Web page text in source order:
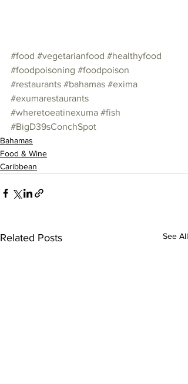
#food #vegetarianfood #healthyfood
#foodpoisoning #foodpoison
#restaurants #bahamas #exima
#exumarestaurants
#wheretoeatinexuma #fish
#BigD39sConchSpot
Bahamas
Food & Wine
Caribbean
Related Posts See All